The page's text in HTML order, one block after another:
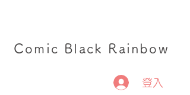
Comic Black Rainbow
登入